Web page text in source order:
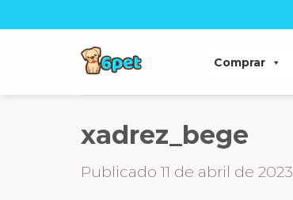
to
Comprar
xadrez_bege
Publicado 11 de abril de 2023